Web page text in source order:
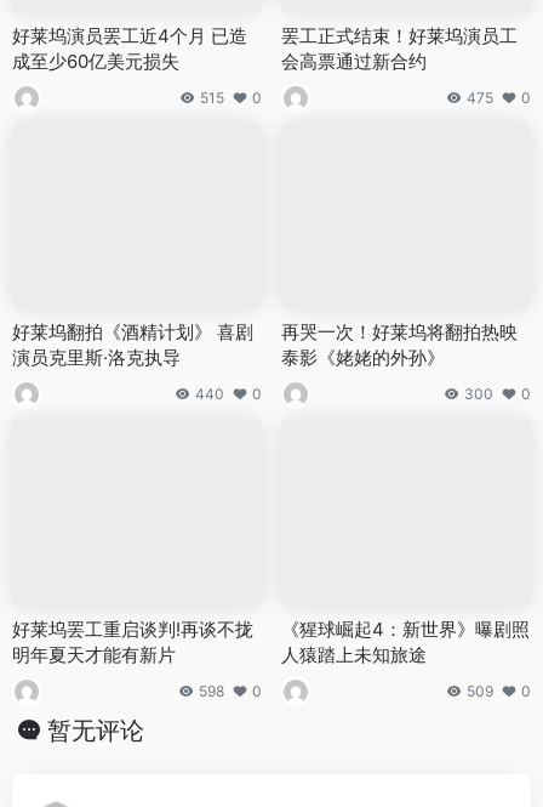
好莱坞演员罢工近4个月 已造
成至少60亿美元损失
515 0
罢工正式结束！好莱坞演员工
会高票通过新合约
475 0
好莱坞翻拍《酒精计划》 喜剧
演员克里斯·洛克执导
440 0
再哭一次！好莱坞将翻拍热映
泰影《姥姥的外孙》
300 0
好莱坞罢工重启谈判!再谈不拢
明年夏天才能有新片
598 0
《猩球崛起4：新世界》曝剧照
人猿踏上未知旅途
509 0
暂无评论